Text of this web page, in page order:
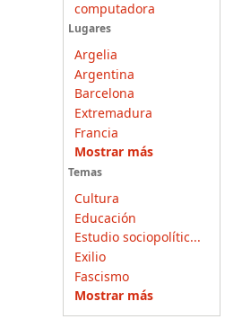
computadora
Lugares
Argelia
Argentina
Barcelona
Extremadura
Francia
Mostrar más
Temas
Cultura
Educación
Estudio sociopolític...
Exilio
Fascismo
Mostrar más